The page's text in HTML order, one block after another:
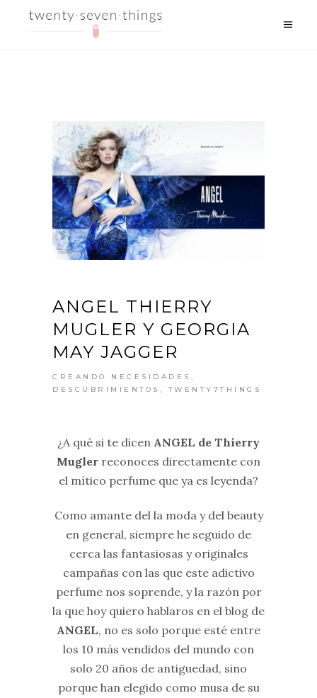
ANGEL THIERRY
MUGLER Y GEORGIA
MAY JAGGER
CREANDO NECESIDADES ,
DESCUBRIMIENTOS ,TWENTY7THINGS
¿A qué si te dicen ANGEL de Thierry
Mugler reconoces directamente con
el mítico perfume que ya es leyenda?
Como amante del la moda y del beauty
en general, siempre he seguido de
cerca las fantasiosas y originales
campañas con las que este adictivo
perfume nos soprende, y la razón por
la que hoy quiero hablaros en el blog de
ANGEL, no es solo porque esté entre
los 10 más vendidos del mundo con
solo 20 años de antiguedad, sino
porque han elegido como musa de su